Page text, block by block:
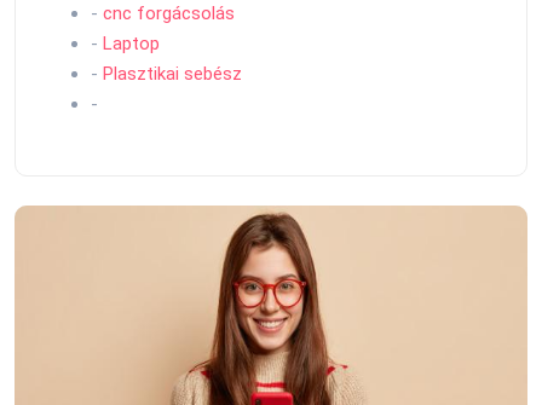
- cnc forgácsolás
- Laptop
- Plasztikai sebész
-